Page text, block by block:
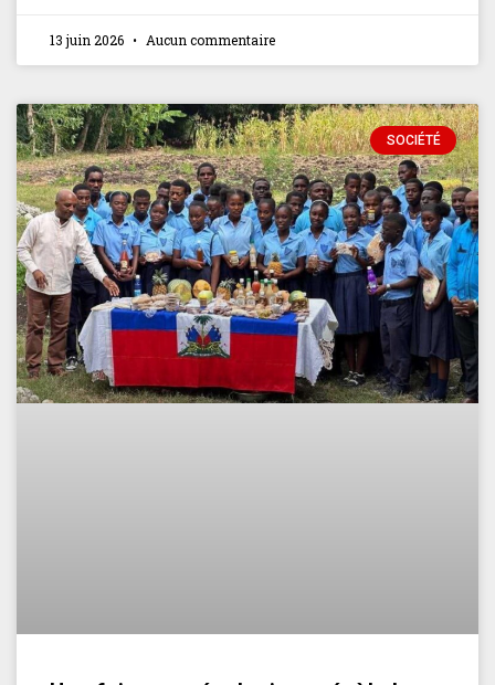
13 juin 2026 Aucun commentaire
SOCIÉTÉ